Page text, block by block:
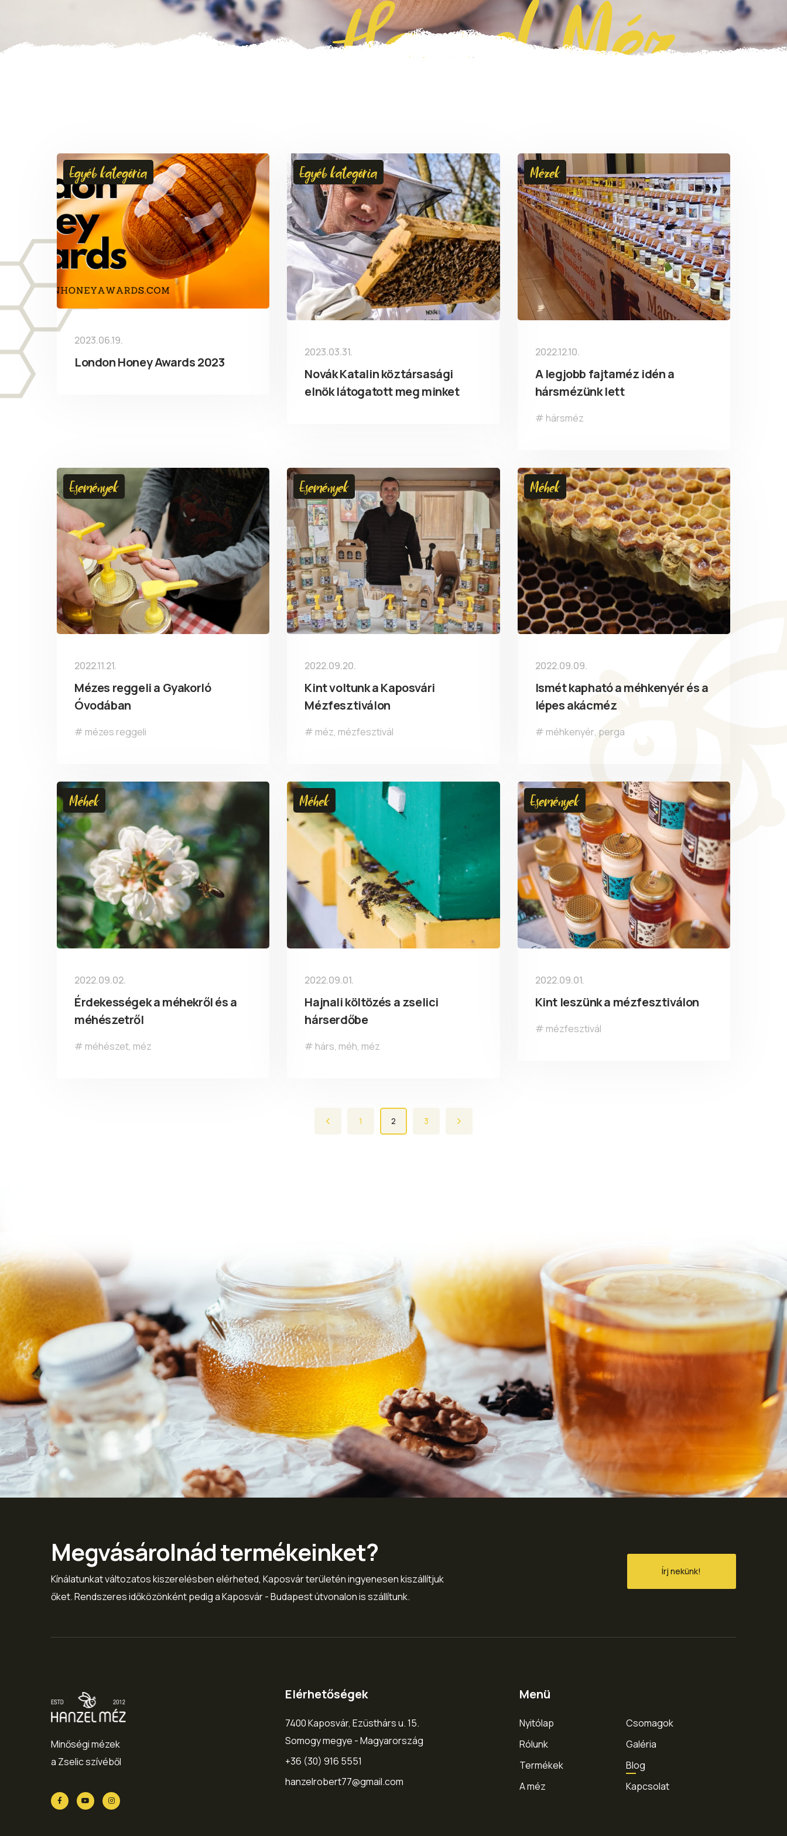
Hanzel Méz
Egyéb kategória
2023.06.19.
London Honey Awards 2023
Egyéb kategória
2023.03.31.
Novák Katalin köztársasági
elnök látogatott meg minket
Mézek
2022.12.10.
A legjobb fajtaméz idén a
hársmézünk lett
hársméz
Események
2022.11.21.
Mézes reggeli a Gyakorló
Óvodában
mézes reggeli
Események
2022.09.20.
Kint voltunk a Kaposvári
Mézfesztiválon
méz, mézfesztivál
Méhek
2022.09.09.
Ismét kapható a méhkenyér és a
lépes akácméz
méhkenyér, perga
Méhek
2022.09.02.
Érdekességek a méhekről és a
méhészetről
méhészet, méz
Méhek
2022.09.01.
Hajnali költözés a zselici
hárserdőbe
hárs, méh, méz
Események
2022.09.01.
Kint leszünk a mézfesztiválon
mézfesztivál
1 2 3
Megvásárolnád termékeinket?
Kínálatunkat változatos kiszerelésben elérheted, Kaposvár területén ingyenesen kiszállítjuk
őket. Rendszeres időközönként pedig a Kaposvár - Budapest útvonalon is szállítunk.
Írj nekünk!
Minőségi mézek
a Zselic szívéből
Elérhetőségek
7400 Kaposvár, Ezüsthárs u. 15.
Somogy megye - Magyarország
+36 (30) 916 5551
hanzelrobert77@gmail.com
Menü
Nyitólap
Rólunk
Termékek
A méz
Csomagok
Galéria
Blog
Kapcsolat